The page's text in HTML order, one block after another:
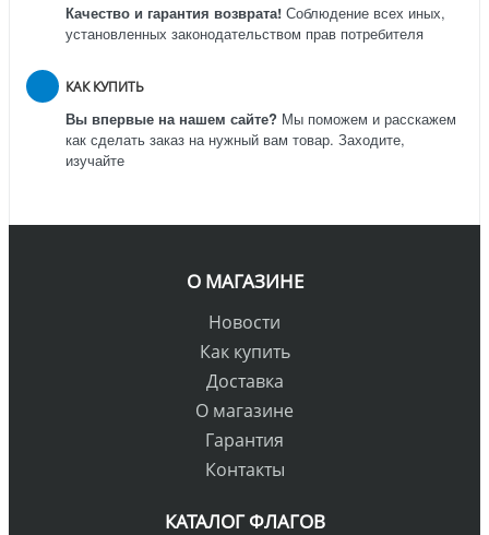
Качество и гарантия возврата! Соблюдение всех иных,
установленных законодательством прав потребителя
КАК КУПИТЬ
Вы впервые на нашем сайте? Мы поможем и расскажем
как сделать заказ на нужный вам товар. Заходите,
изучайте
О МАГАЗИНЕ
Новости
Как купить
Доставка
О магазине
Гарантия
Контакты
КАТАЛОГ ФЛАГОВ